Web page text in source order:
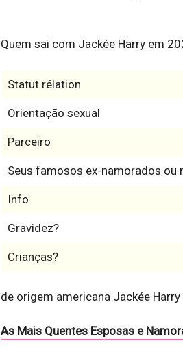
Quem sai com Jackée Harry em
Statut rélation
Orientação sexual
Parceiro
Seus famosos ex-namorados ou
Info
Gravidez?
Crianças?
de origem americana Jackée
As Mais Quentes Esposas e